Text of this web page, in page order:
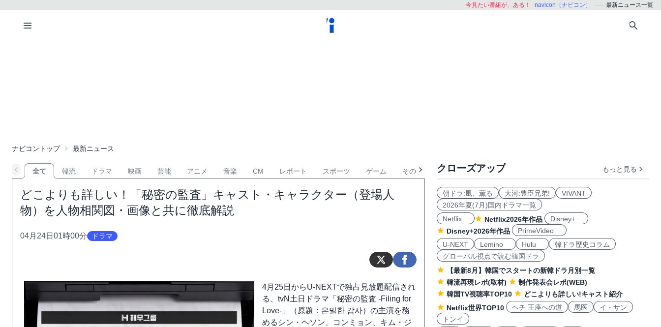
今見たい番組が、ある！ navicon［ナビコン］ 最新ニュース一覧
ナビコントップ 最新ニュース
全て 韓流 ドラマ 映画 芸能 アニメ 音楽 CM レポート スポーツ ゲーム その他
どこよりも詳しい！「秘密の監査」キャスト・キャラクター（登場人
物）を人物相関図・画像と共に徹底解説
04月24日01時00分 ドラマ
4月25日からU-NEXTで独占見放題配信され
る、tvN土日ドラマ「秘密の監査 -Filing for
Love-」（原題：은밀한 감사）の主演を務
めるシン・ヘソン、コンミョン、キム・ジ
クローズアップ もっと見る
朝ドラ:風、薫る 大河:豊臣兄弟!
VIVANT
2026年夏(7月)国内ドラマ一覧
Netflix
Netflix2026年作品
Disney+
Disney+2026年作品
PrimeVideo
U-NEXT
Lemino Hulu
韓ドラ歴史コラム
グローバル視点で読む韓国ドラ
【最新8月】韓国でスタートの新韓ドラ月別一覧
韓流再現レポ(取材)
制作発表会レポ(WEB)
韓国TV視聴率TOP10
どこよりも詳しい!キャスト紹介
Netflix世界TOP10
ヘチ 王座への道 馬医
イ・サン
トンイ